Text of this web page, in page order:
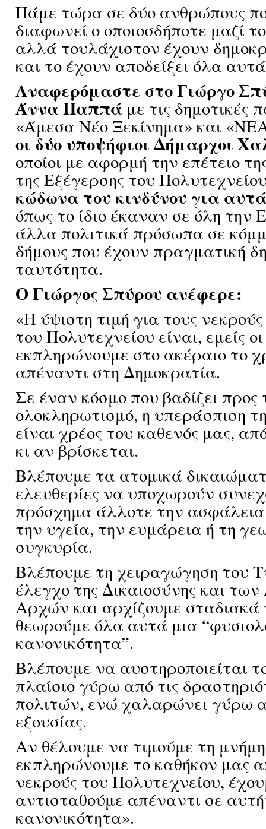
Πάμε τώρα σε δύο ανθρώπους
διαφωνεί ο οποιοσδήποτε μαζί
αλλά τουλάχιστον έχουν
και το έχουν αποδείξει όλα
Αναφερόμαστε στο Γιώργο
Άννα Παππά με τις δημοτικές
«Άμεσα Νέο Ξεκίνημα» και
οι δύο υποψήφιοι Δήμαρχοι
οποίοι με αφορμή την επέτειο
της Εξέγερσης του
κώδωνα του κινδύνου για
όπως το ίδιο έκαναν σε όλη την
άλλα πολιτικά πρόσωπα σε
δήμους που έχουν πραγματική
ταυτότητα.
Ο Γιώργος Σπύρου ανέφερε:
«Η ύψιστη τιμή για τους
του Πολυτεχνείου είναι, εμείς
εκπληρώνουμε στο ακέραιο το
απέναντι στη Δημοκρατία.
Σε έναν κόσμο που βαδίζει προς
ολοκληρωτισμό, η υπεράσπιση
είναι χρέος του καθενός μας,
κι αν βρίσκεται.
Βλέπουμε τα ατομικά
ελευθερίες να υποχωρούν
πρόσχημα άλλοτε την
την υγεία, την ευμάρεια ή τη
συγκυρία.
Βλέπουμε τη χειραγώγηση του
έλεγχο της Δικαιοσύνης και
Αρχών και αρχίζουμε
θεωρούμε όλα αυτά μια
κανονικότητα”.
Βλέπουμε να αυστηροποιείται
πλαίσιο γύρω από τις
πολιτών, ενώ χαλαρώνει γύρω
εξουσίας.
Αν θέλουμε να τιμούμε τη
εκπληρώνουμε το καθήκον μας
νεκρούς του Πολυτεχνείου,
αντισταθούμε απέναντι σε
κανονικότητα».